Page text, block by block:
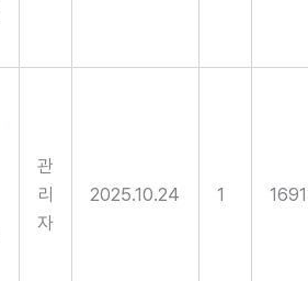
관
리
자
2025.10.24 1